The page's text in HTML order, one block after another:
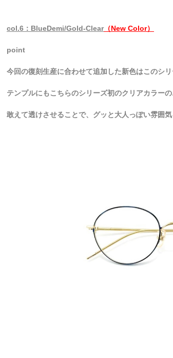
col.6：BlueDemi/Gold-Clear（New Color）
point
今回の復刻生産に合わせて追加した新色はこのシ
テンプルにもこちらのシリーズ初のクリアカラー
敢えて透けさせることで、グッと大人っぽい雰囲